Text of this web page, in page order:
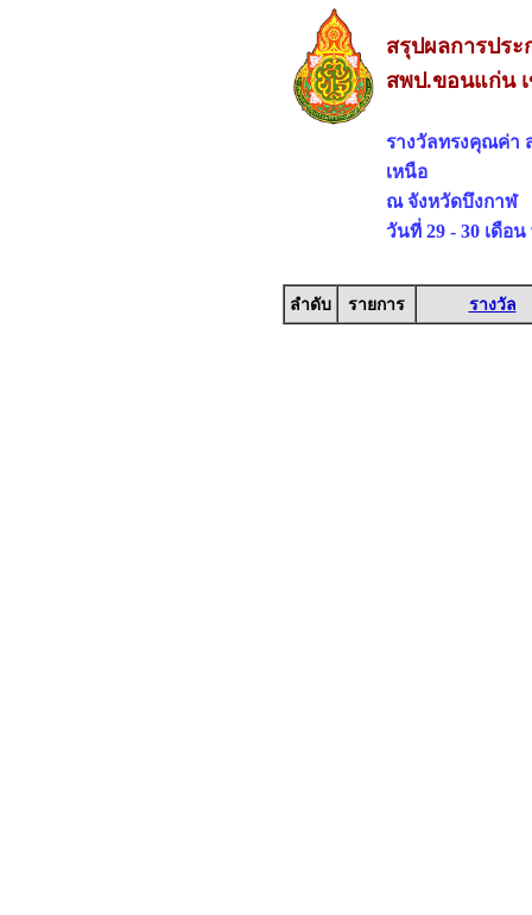
สรุปผลการปร
สพป.ขอนแก่น
รางวัลทรงคุณค่า
เหนือ
ณ จังหวัดบึงกาฬ
วันที่ 29 - 30 เดือ
ลำดับ รายการ รางวัล